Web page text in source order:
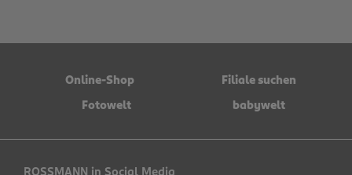
Online-Shop
Filiale suchen
Fotowelt
babywelt